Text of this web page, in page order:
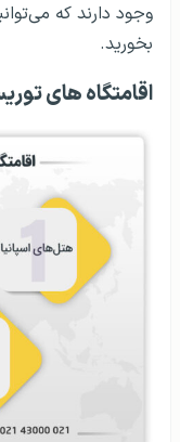
بخورید.
اقامتگاه های